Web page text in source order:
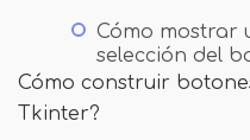
Cómo mostrar
selección del
Cómo construir
Tkinter?